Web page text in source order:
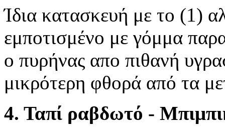
Ίδια κατασκευή με το (1)
εμποτισμένο με γόμμα
ο πυρήνας απο πιθανή
μικρότερη φθορά από τα
4. Ταπί ραβδωτό -